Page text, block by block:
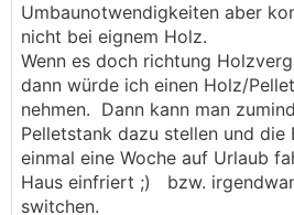
Umbaunotwendigkeiten aber
nicht bei eignem Holz.
Wenn es doch richtung
dann würde ich einen Holz/
nehmen. Dann kann man
Pelletstank dazu stellen und die
einmal eine Woche auf Urlaub
Haus einfriert ;) bzw.
switchen.